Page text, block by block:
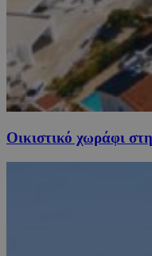
Οικιστικό χωράφι